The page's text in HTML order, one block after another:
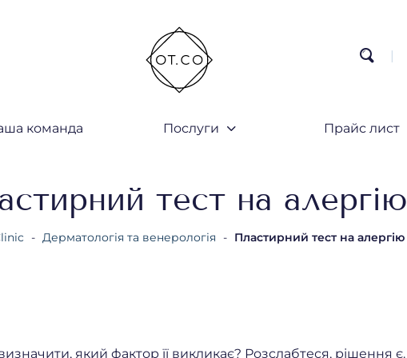
команда Послуги Прайс лист
тест на алергію
- Дерматологія та венерологія - Пластирний тест на алергію
який фактор її викликає? Розслабтеся, рішення є.